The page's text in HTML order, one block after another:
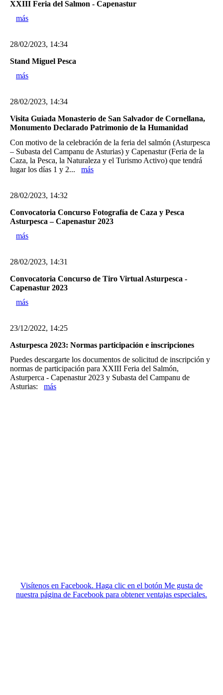
XXIII Feria del Salmon - Capenastur
más
28/02/2023, 14:34
Stand Miguel Pesca
más
28/02/2023, 14:34
Visita Guiada Monasterio de San Salvador de Cornellana,
Monumento Declarado Patrimonio de la Humanidad
Con motivo de la celebración de la feria del salmón (Asturpesca
– Subasta del Campanu de Asturias) y Capenastur (Feria de la
Caza, la Pesca, la Naturaleza y el Turismo Activo) que tendrá
lugar los días 1 y 2... más
28/02/2023, 14:32
Convocatoria Concurso Fotografía de Caza y Pesca
Asturpesca – Capenastur 2023
más
28/02/2023, 14:31
Convocatoria Concurso de Tiro Virtual Asturpesca -
Capenastur 2023
más
23/12/2022, 14:25
Asturpesca 2023: Normas participación e inscripciones
Puedes descargarte los documentos de solicitud de inscripción y
normas de participación para XXIII Feria del Salmón,
Asturperca - Capenastur 2023 y Subasta del Campanu de
Asturias: más
Visítenos en Facebook. Haga clic en el botón Me gusta de
nuestra página de Facebook para obtener ventajas especiales.